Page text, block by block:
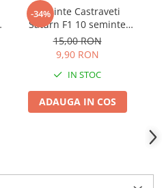
-34%
Seminte Castraveti
Saturn F1 10 seminte
Kertimag - Hibrid
Cornichon Profesional
15,00 RON
9,90 RON
IN STOC
ADAUGA IN COS